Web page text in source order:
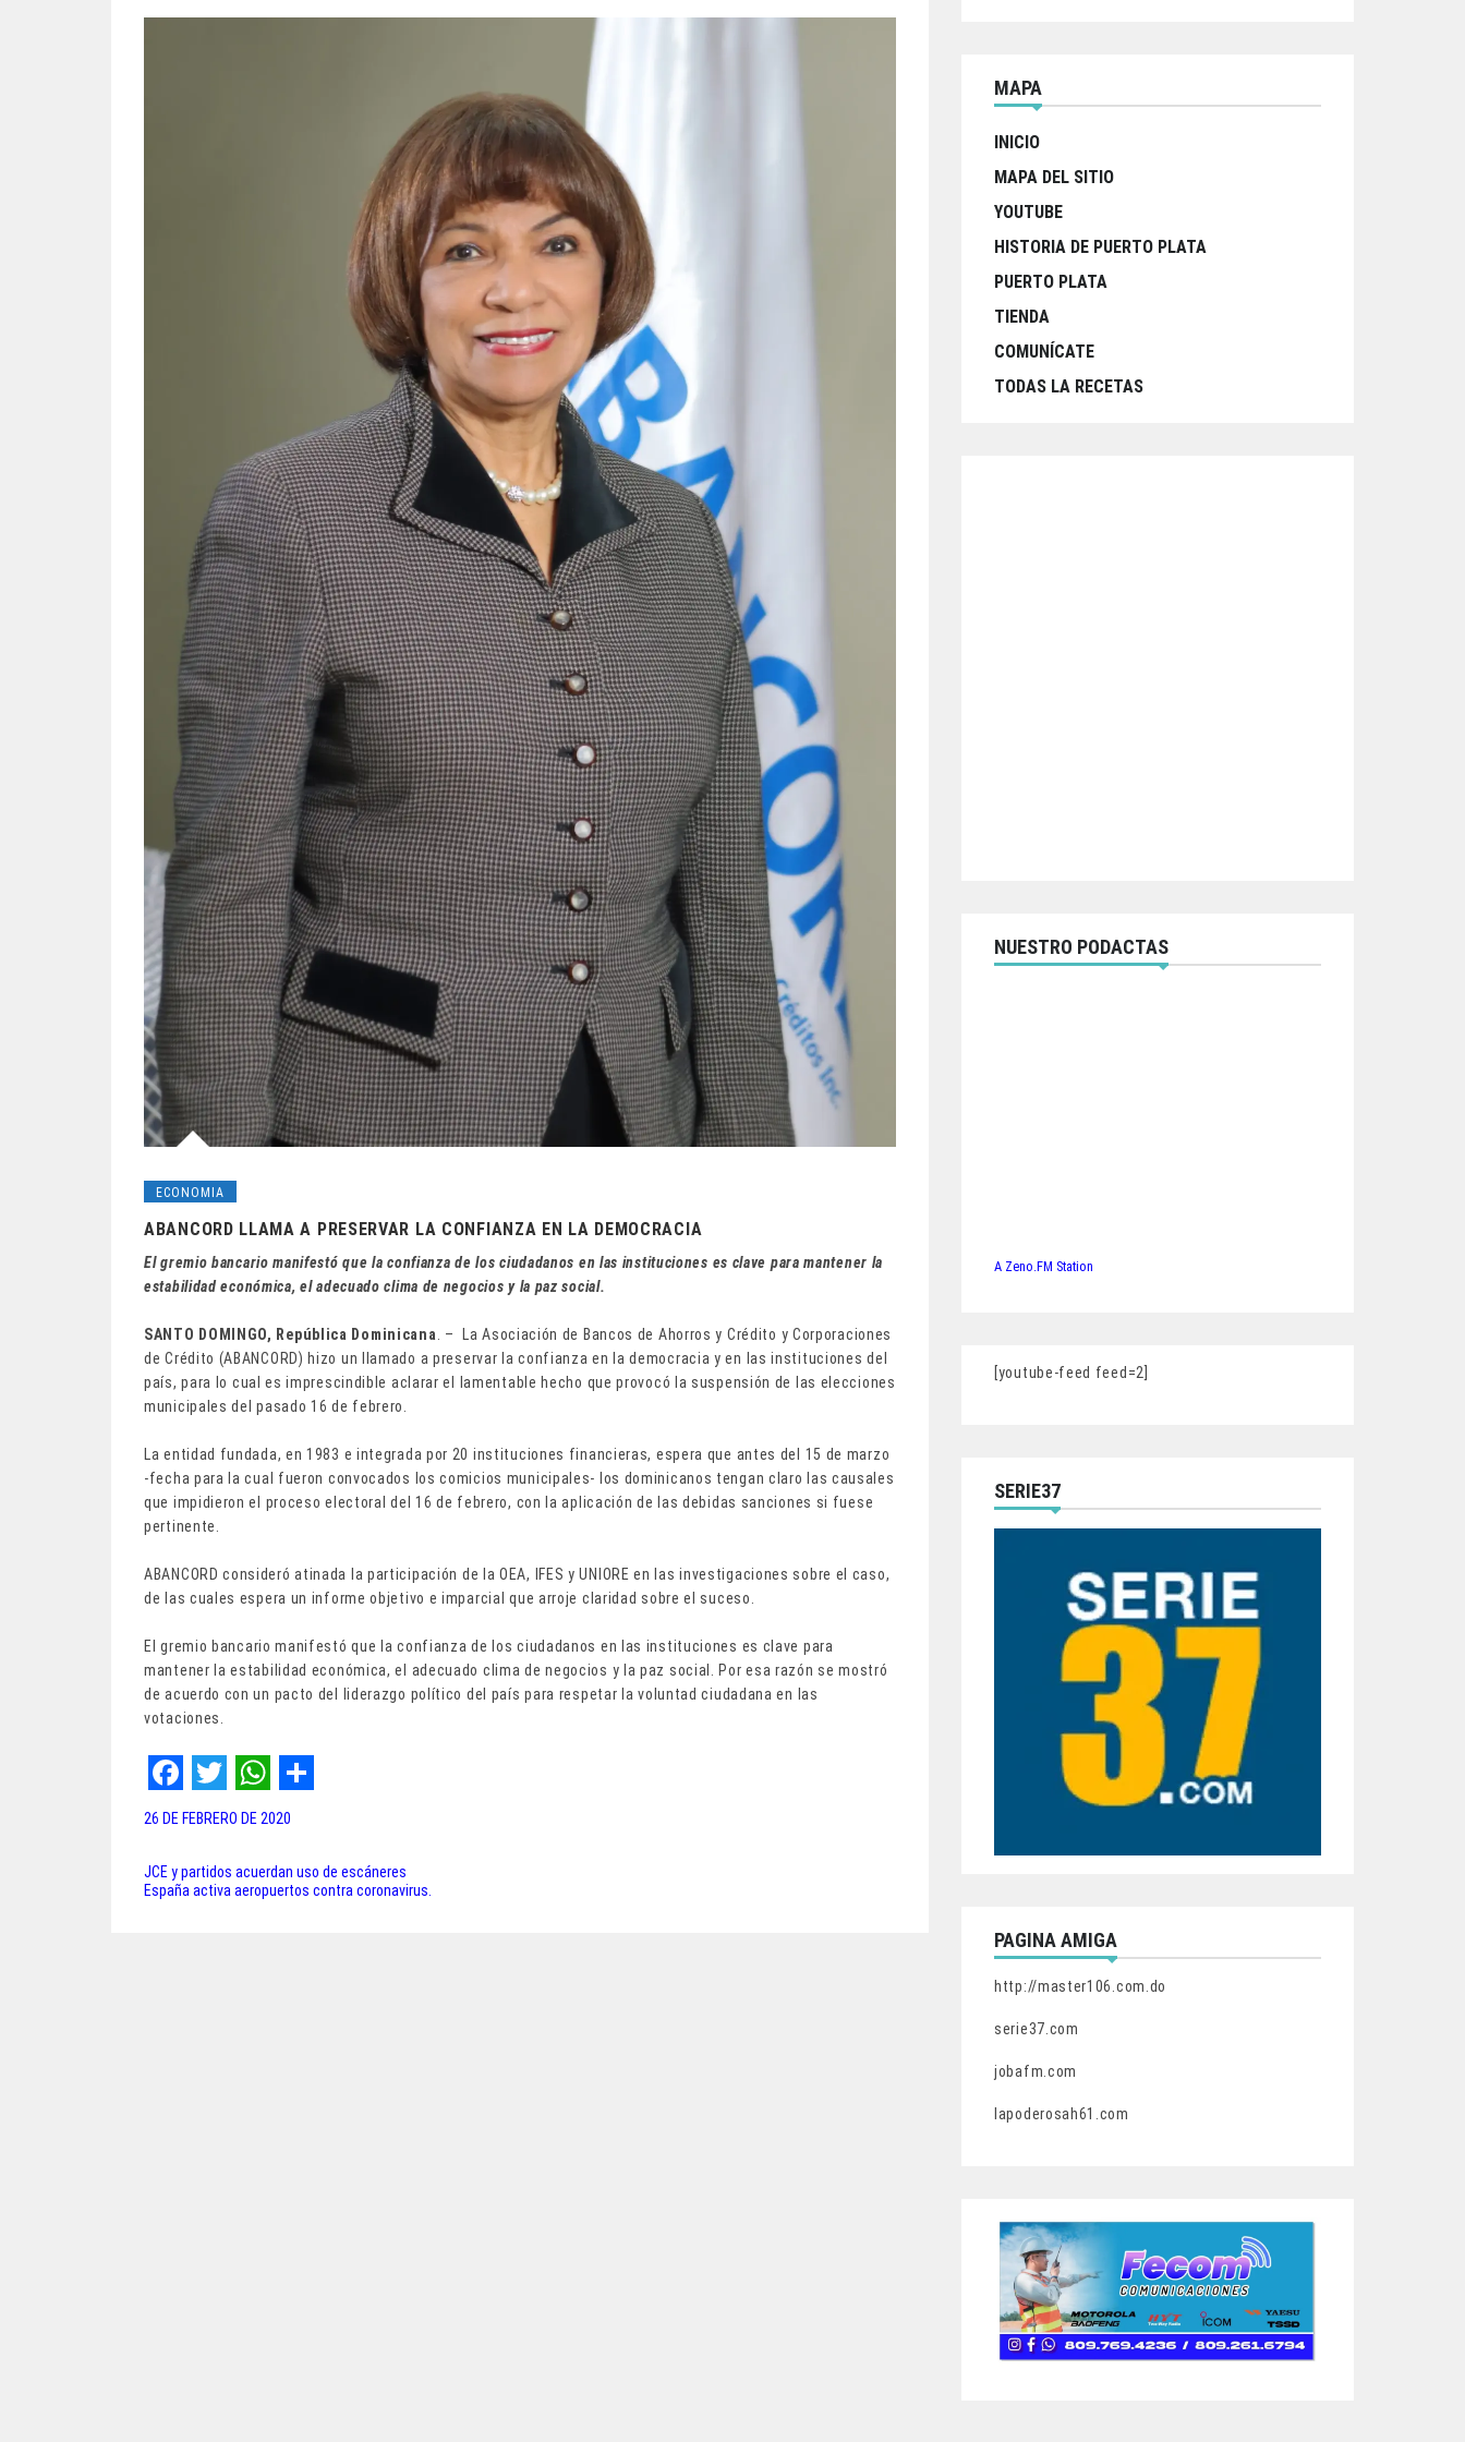
ECONOMIA
ABANCORD LLAMA A PRESERVAR LA CONFIANZA EN LA DEMOCRACIA
El gremio bancario manifestó que la confianza de los ciudadanos en las instituciones es clave para mantener la
estabilidad económica, el adecuado clima de negocios y la paz social.
SANTO DOMINGO, República Dominicana . – La Asociación de Bancos de Ahorros y Crédito y Corporaciones
de Crédito (ABANCORD) hizo un llamado a preservar la confianza en la democracia y en las instituciones del
país, para lo cual es imprescindible aclarar el lamentable hecho que provocó la suspensión de las elecciones
municipales del pasado 16 de febrero.
La entidad fundada, en 1983 e integrada por 20 instituciones financieras, espera que antes del 15 de marzo
-fecha para la cual fueron convocados los comicios municipales- los dominicanos tengan claro las causales
que impidieron el proceso electoral del 16 de febrero, con la aplicación de las debidas sanciones si fuese
pertinente.
ABANCORD consideró atinada la participación de la OEA, IFES y UNIORE en las investigaciones sobre el caso,
de las cuales espera un informe objetivo e imparcial que arroje claridad sobre el suceso.
El gremio bancario manifestó que la confianza de los ciudadanos en las instituciones es clave para
mantener la estabilidad económica, el adecuado clima de negocios y la paz social. Por esa razón se mostró
de acuerdo con un pacto del liderazgo político del país para respetar la voluntad ciudadana en las
votaciones.
F
c
e
T
i
W
a
S
a
26 DE FEBRERO DE 2020
Navegación
JCE y partidos acuerdan uso de escáneres
España activa aeropuertos contra coronavirus.
MAPA
INICIO
MAPA DEL SITIO
YOUTUBE
HISTORIA DE PUERTO PLATA
PUERTO PLATA
TIENDA
COMUNÍCATE
TODAS LA RECETAS
NUESTRO PODACTAS
A Zeno.FM Station
[youtube-feed feed=2]
SERIE37
PAGINA AMIGA
http://master106.com.do
serie37.com
jobafm.com
lapoderosah61.com